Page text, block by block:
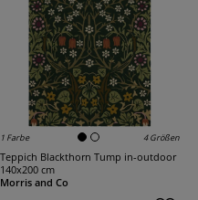
1 Farbe 4 Größen
Teppich Blackthorn Tump in-outdoor
140x200 cm
Morris and Co